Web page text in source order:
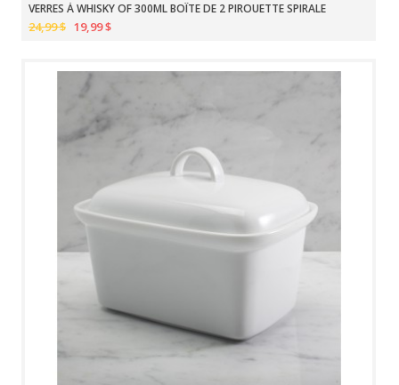
VERRES À WHISKY OF 300ML BOÎTE DE 2 PIROUETTE SPIRALE
24,99 $ 19,99 $